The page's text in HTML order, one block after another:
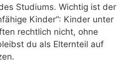
Studiums. Wichtig ist der
Kinder“: Kinder unter
rechtlich nicht, ohne
du als Elternteil auf